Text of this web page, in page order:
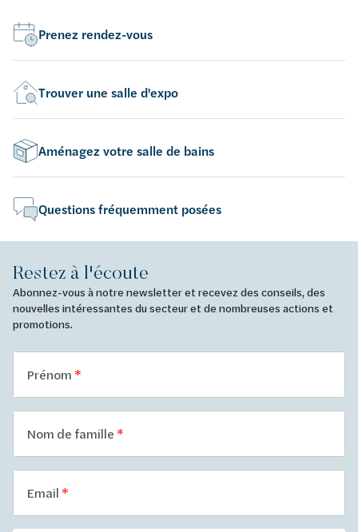
Prenez rendez-vous
Trouver une salle d'expo
Aménagez votre salle de bains
Questions fréquemment posées
Restez à l'écoute
Abonnez-vous à notre newsletter et recevez des conseils, des
nouvelles intéressantes du secteur et de nombreuses actions et
promotions.
Prénom
Nom de famille
Email